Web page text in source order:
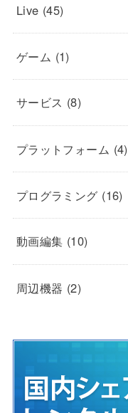
Live (45)
ゲーム (1)
サービス (8)
プラットフォーム (4)
プログラミング (16)
動画編集 (10)
周辺機器 (2)